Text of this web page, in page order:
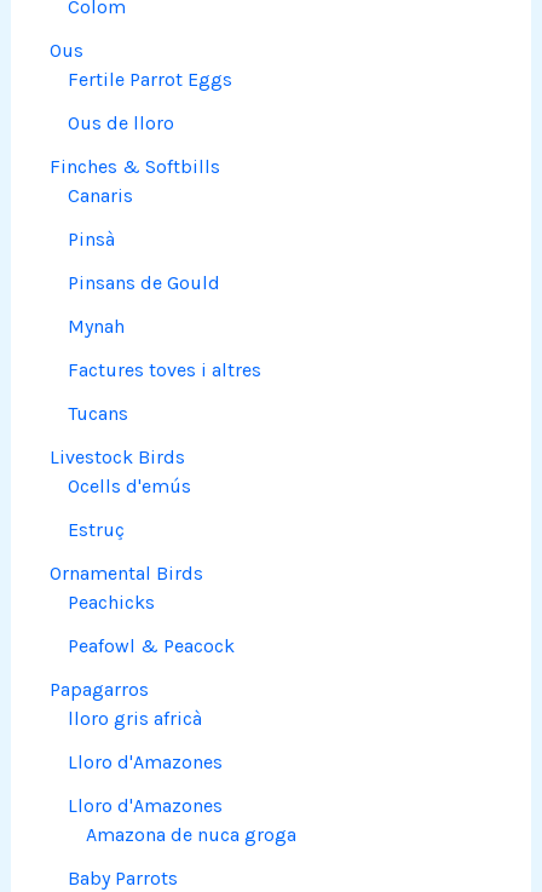
Colom
Ous
Fertile Parrot Eggs
Ous de lloro
Finches & Softbills
Canaris
Pinsà
Pinsans de Gould
Mynah
Factures toves i altres
Tucans
Livestock Birds
Ocells d'emús
Estruç
Ornamental Birds
Peachicks
Peafowl & Peacock
Papagarros
lloro gris africà
Lloro d'Amazones
Lloro d'Amazones
Amazona de nuca groga
Baby Parrots